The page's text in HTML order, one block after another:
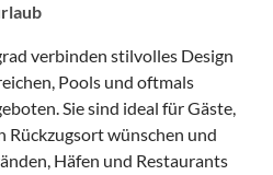
verbinden stilvolles Design
Pools und oftmals
Sie sind ideal für Gäste,
Rückzugsort wünschen und
Häfen und Restaurants